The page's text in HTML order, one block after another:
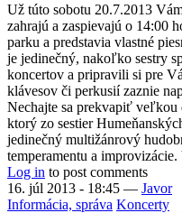
Už túto sobotu 20.7.2013
zahrajú a zaspievajú o 14:00
parku a predstavia vlastné
je jedinečný, nakoľko sestry
koncertov a pripravili si pre
klávesov či perkusií zaznie
Nechajte sa prekvapiť veľkou
ktorý zo sestier
jedinečný multižánrový
temperamentu a
Log in to post comments
16. júl 2013 - 18:45 — Javor
Informácia, správa Koncerty